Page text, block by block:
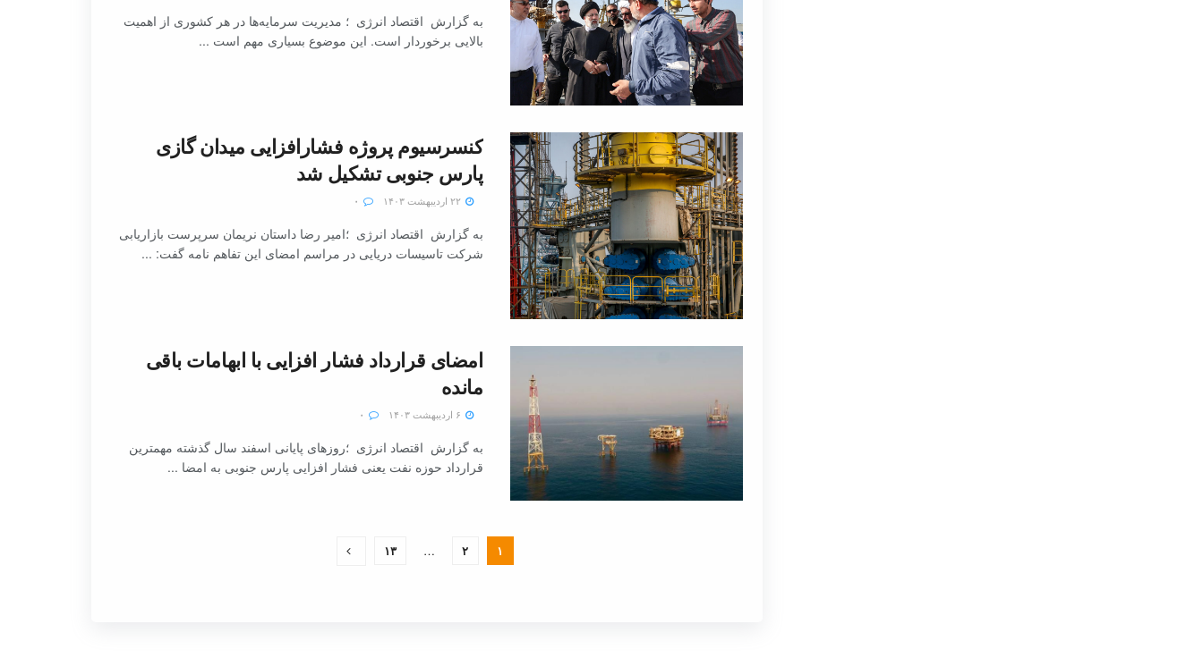
به گزارش اقتصاد انرژی ؛ مدیریت سرمایه‌ها در هر کشوری از اهمیت
بالایی برخوردار است. این موضوع بسیاری مهم است ...
کنسرسیوم پروژه فشارافزایی میدان گازی
پارس جنوبی تشکیل شد
۲۲ اردیبهشت ۱۴۰۳
به گزارش اقتصاد انرژی ؛امیر رضا داستان نریمان سرپرست بازاریابی
شرکت تاسیسات دریایی در مراسم امضای این تفاهم نامه گفت: ...
امضای قرارداد فشار افزایی با ابهامات باقی
مانده
به گزارش اقتصاد انرژی ؛روزهای پایانی اسفند سال گذشته مهمترین
قرارداد حوزه نفت یعنی فشار افزایی پارس جنوبی به امضا ...
۱ ۲ … ۱۳